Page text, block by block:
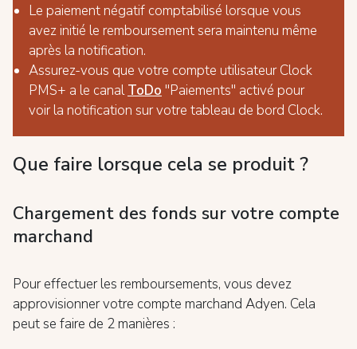
Le paiement négatif comptabilisé lorsque vous
avez initié le remboursement sera maintenu même
après la notification.
Assurez-vous que votre compte utilisateur Clock
PMS+ a le canalToDo "Paiements" activé pour
voir la notification sur votre tableau de bord Clock.
Que faire lorsque cela se produit ?
Chargement des fonds sur votre compte
marchand
Pour effectuer les remboursements, vous devez
approvisionner votre compte marchand Adyen. Cela
peut se faire de 2 manières :